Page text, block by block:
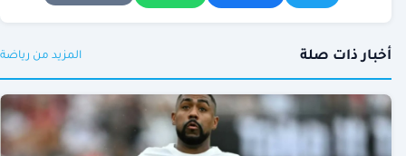
أخبار ذات صلة المزيد من رياضة